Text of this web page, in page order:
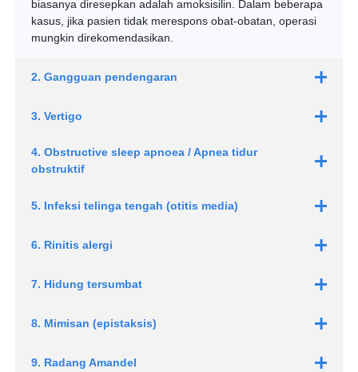
biasanya diresepkan adalah amoksisilin. Dalam beberapa
kasus, jika pasien tidak merespons obat-obatan, operasi
mungkin direkomendasikan.
2. Gangguan pendengaran
Gangguan pendengaran konduktif:
Gangguan pendengaran sensorineural:
3. Vertigo
4. Obstructive sleep apnoea / Apnea tidur
obstruktif
Perubahan gaya hidup:
Tekanan Saluran Napas Positif (Terapi CPAP):
5. Infeksi telinga tengah (otitis media)
6. Rinitis alergi
7. Hidung tersumbat
8. Mimisan (epistaksis)
9. Radang Amandel